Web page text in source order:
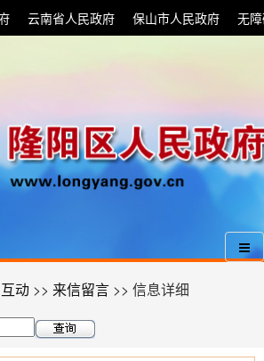
云南省人民政府 保山市人民政府 无
互动 >> 来信留言 >> 信息详细